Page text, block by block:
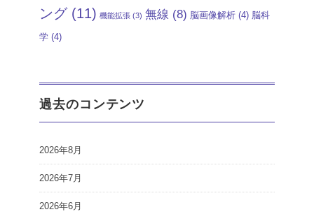
ング(11) 機能拡張 (3) 無線 (8) 脳画像解析 (4) 脳科
学 (4)
過去のコンテンツ
2026年8月
2026年7月
2026年6月